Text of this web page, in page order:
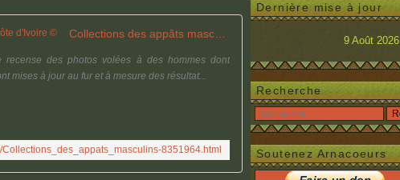
recense des photos volées à des hommes dont
mises à jour au fur et à mesure des résultat...
8351964.html
Dernière mise à jour
9 Août 2026
Recherche
Soutenez Arnacoeurs